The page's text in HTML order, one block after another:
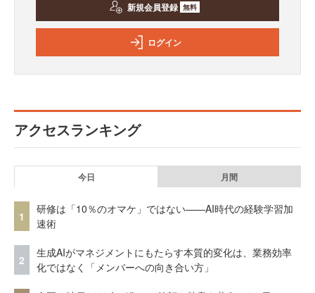
新規会員登録 無料
ログイン
アクセスランキング
今日 月間
1
研修は「10％のオマケ」ではない——AI時代の経験学習加
速術
2
生成AIがマネジメントにもたらす本質的変化は、業務効率
化ではなく「メンバーへの向き合い方」